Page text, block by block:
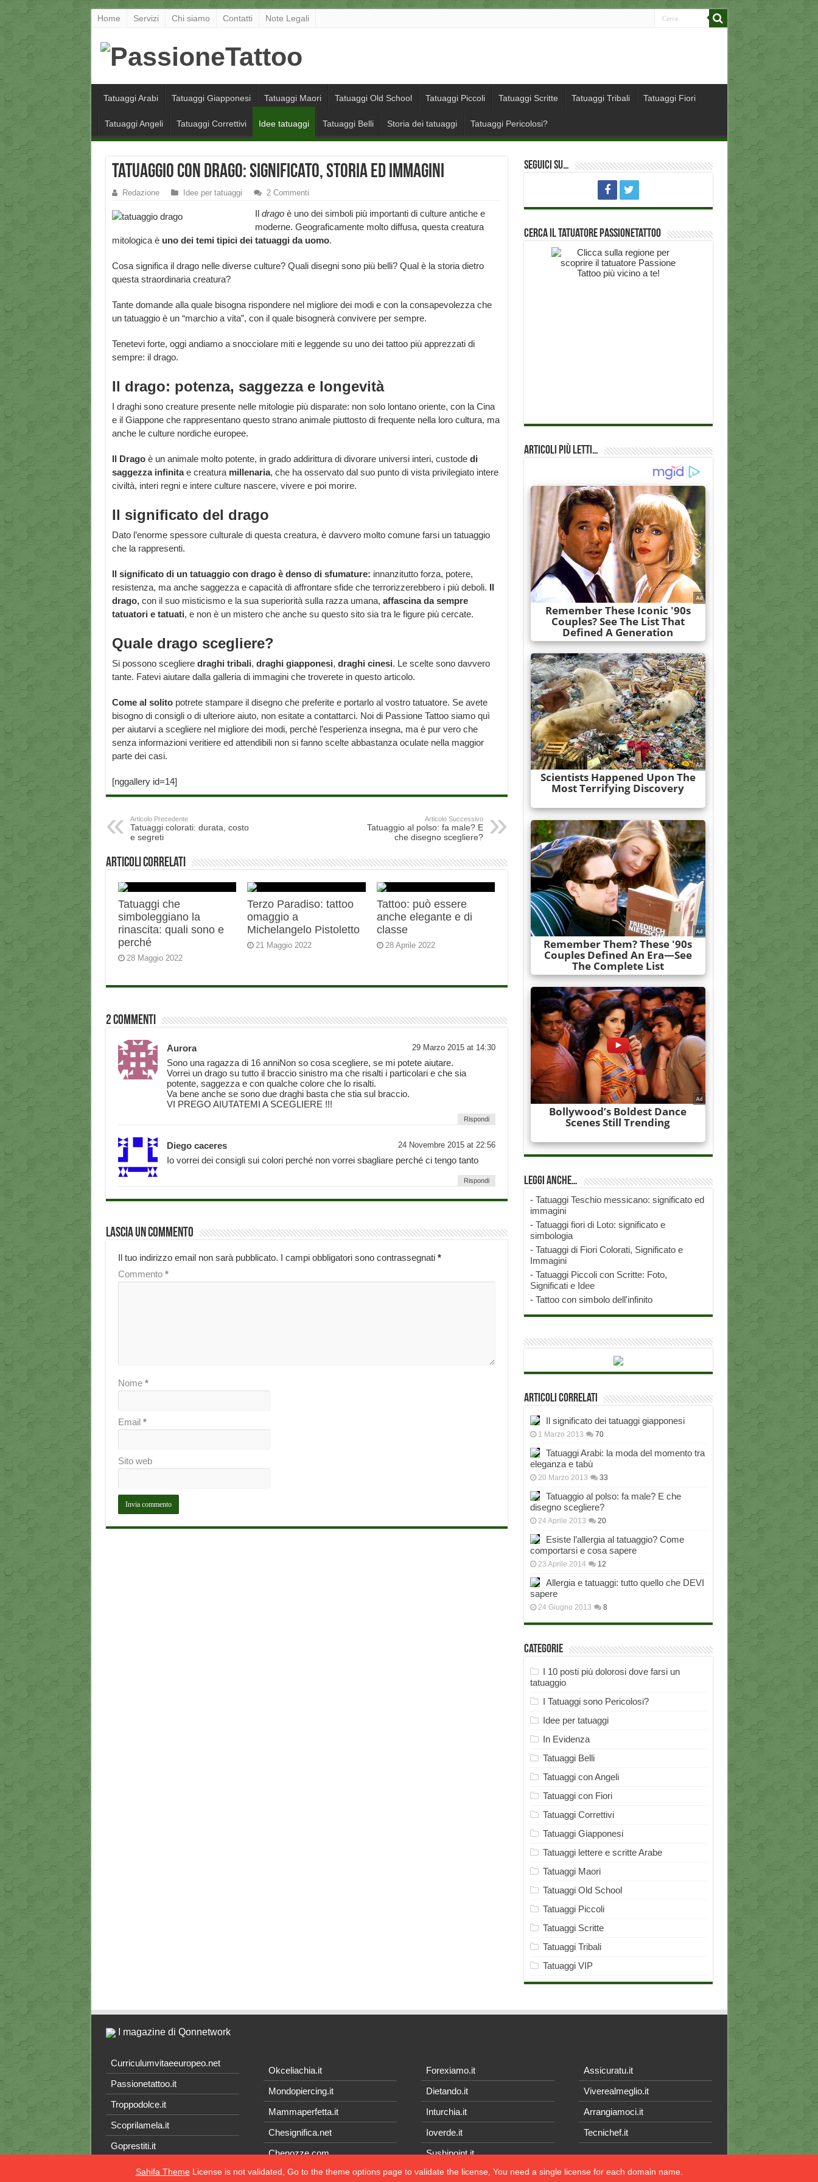
Home Servizi Chi siamo Contatti Note Legali
Tatuaggi Arabi Tatuaggi Giapponesi Tatuaggi Maori Tatuaggi Old School Tatuaggi Piccoli Tatuaggi Scritte Tatuaggi Tribali Tatuaggi Fiori
Tatuaggi Angeli Tatuaggi Correttivi Idee tatuaggi Tatuaggi Belli Storia dei tatuaggi Tatuaggi Pericolosi?
Tatuaggio con drago: significato, storia ed immagini
Redazione Idee per tatuaggi 2 Commenti
Il dragoè uno dei simboli più importanti di culture antiche e
moderne. Geograficamente molto diffusa, questa creatura
mitologica è uno dei temi tipici dei tatuaggi da uomo.
Cosa significa il drago nelle diverse culture? Quali disegni sono più belli? Qual è la storia dietro
questa straordinaria creatura?
Tante domande alla quale bisogna rispondere nel migliore dei modi e con la consapevolezza che
un tatuaggio è un “marchio a vita”, con il quale bisognerà convivere per sempre.
Tenetevi forte, oggi andiamo a snocciolare miti e leggende su uno dei tattoo più apprezzati di
sempre: il drago.
Il drago: potenza, saggezza e longevità
I draghi sono creature presente nelle mitologie più disparate: non solo lontano oriente, con la Cina
e il Giappone che rappresentano questo strano animale piuttosto di frequente nella loro cultura, ma
anche le culture nordiche europee.
Il Dragoè un animale molto potente, in grado addirittura di divorare universi interi, custode di
saggezza infinitae creatura millenaria, che ha osservato dal suo punto di vista privilegiato intere
civiltà, interi regni e intere culture nascere, vivere e poi morire.
Il significato del drago
Dato l’enorme spessore culturale di questa creatura, è davvero molto comune farsi un tatuaggio
che la rappresenti.
Il significato di un tatuaggio con drago è denso di sfumature: innanzitutto forza, potere,
resistenza, ma anche saggezza e capacità di affrontare sfide che terrorizzerebbero i più deboli. Il
drago, con il suo misticismo e la sua superiorità sulla razza umana, affascina da sempre
tatuatori e tatuati, e non è un mistero che anche su questo sito sia tra le figure più cercate.
Quale drago scegliere?
Si possono scegliere draghi tribali, draghi giapponesi, draghi cinesi. Le scelte sono davvero
tante. Fatevi aiutare dalla galleria di immagini che troverete in questo articolo.
Come al solitopotrete stampare il disegno che preferite e portarlo al vostro tatuatore. Se avete
bisogno di consigli o di ulteriore aiuto, non esitate a contattarci. Noi di Passione Tattoo siamo quì
per aiutarvi a scegliere nel migliore dei modi, perchè l’esperienza insegna, ma è pur vero che
senza informazioni veritiere ed attendibili non si fanno scelte abbastanza oculate nella maggior
parte dei casi.
[nggallery id=14]
Articolo Precedente
Tatuaggi colorati: durata, costo
e segreti
Articolo Successivo
Tatuaggio al polso: fa male? E
che disegno scegliere?
Articoli correlati
Tatuaggi che
simboleggiano la
rinascita: quali sono e
perché
28 Maggio 2022
Terzo Paradiso: tattoo
omaggio a
Michelangelo Pistoletto
21 Maggio 2022
Tattoo: può essere
anche elegante e di
classe
28 Aprile 2022
2 commenti
Aurora 29 Marzo 2015 at 14:30
Sono una ragazza di 16 anniNon so cosa scegliere, se mi potete aiutare.
Vorrei un drago su tutto il braccio sinistro ma che risalti i particolari e che sia
potente, saggezza e con qualche colore che lo risalti.
Va bene anche se sono due draghi basta che stia sul braccio.
VI PREGO AIUTATEMI A SCEGLIERE !!!
Rispondi
Diego caceres 24 Novembre 2015 at 22:56
Io vorrei dei consigli sui colori perché non vorrei sbagliare perché ci tengo tanto
Rispondi
Lascia un commento
Il tuo indirizzo email non sarà pubblicato. I campi obbligatori sono contrassegnati *
Commento *
Nome *
Email *
Sito web
Seguici su…
Cerca il Tatuatore PassioneTattoo
Articoli più Letti…
Leggi anche…
- Tatuaggi Teschio messicano: significato ed
immagini
- Tatuaggi fiori di Loto: significato e
simbologia
- Tatuaggi di Fiori Colorati, Significato e
Immagini
- Tatuaggi Piccoli con Scritte: Foto,
Significati e Idee
- Tattoo con simbolo dell'infinito
Articoli correlati
Il significato dei tatuaggi giapponesi
1 Marzo 2013 70
Tatuaggi Arabi: la moda del momento tra
eleganza e tabù
20 Marzo 2013 33
Tatuaggio al polso: fa male? E che
disegno scegliere?
24 Aprile 2013 20
Esiste l’allergia al tatuaggio? Come
comportarsi e cosa sapere
23 Aprile 2014 12
Allergia e tatuaggi: tutto quello che DEVI
sapere
24 Giugno 2013 8
Categorie
I 10 posti più dolorosi dove farsi un
tatuaggio
I Tatuaggi sono Pericolosi?
Idee per tatuaggi
In Evidenza
Tatuaggi Belli
Tatuaggi con Angeli
Tatuaggi con Fiori
Tatuaggi Correttivi
Tatuaggi Giapponesi
Tatuaggi lettere e scritte Arabe
Tatuaggi Maori
Tatuaggi Old School
Tatuaggi Piccoli
Tatuaggi Scritte
Tatuaggi Tribali
Tatuaggi VIP
I magazine di Qonnetwork
Curriculumvitaeeuropeo.net
Passionetattoo.it
Troppodolce.it
Scoprilamela.it
Goprestiti.it
Okceliachia.it
Mondopiercing.it
Mammaperfetta.it
Chesignifica.net
Chenozze.com
Forexiamo.it
Dietando.it
Inturchia.it
Ioverde.it
Sushipoint.it
Assicuratu.it
Viverealmeglio.it
Arrangiamoci.it
Tecnichef.it
Sahifa ThemeLicense is not validated, Go to the theme options page to validate the license, You need a single license for each domain name.